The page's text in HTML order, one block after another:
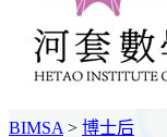
BIMSA > 博士后